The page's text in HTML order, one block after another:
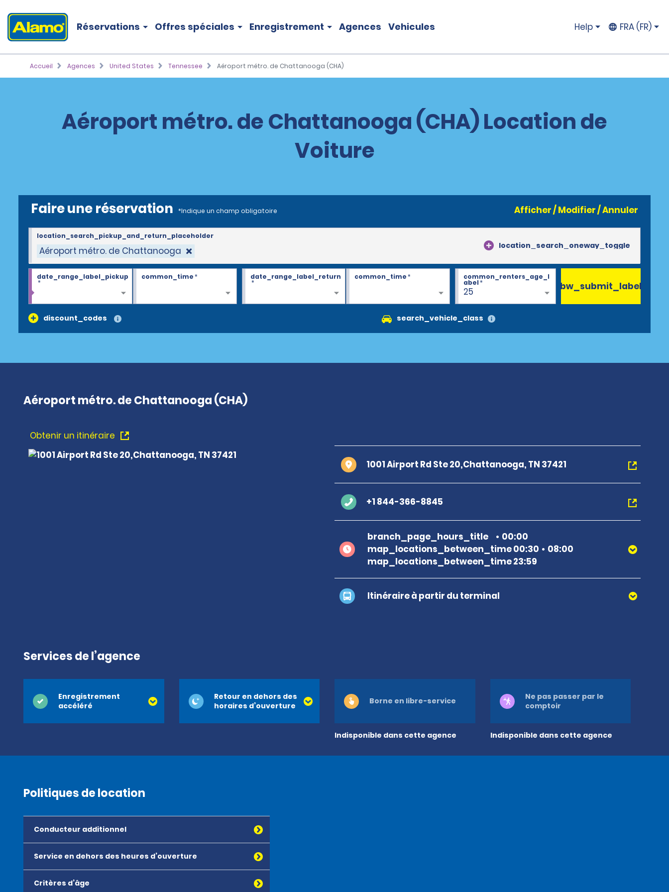
Réservations Offres spéciales Enregistrement Agences Vehicules Help FRA (FR)
Accueil Agences United States Tennessee Aéroport métro. de Chattanooga (CHA)
Aéroport métro. de Chattanooga (CHA) Location de
Voiture
Faire une réservation *Indique un champ obligatoire Afficher / Modifier / Annuler
Aéroport métro. de Chattanooga location_search_oneway_toggle
location_search_pickup_and_return_placeholder
date_range_label_pickup
*
common_time* date_range_label_return
*
common_time*
25
common_renters_age_l
abel*
discount_codes search_vehicle_class
bw_submit_label
Aéroport métro. de Chattanooga (CHA)
Obtenir un itinéraire
1001 Airport Rd Ste 20,Chattanooga, TN 37421
+1 844-366-8845
branch_page_hours_title
00:00
map_locations_between_time 00:30
08:00
map_locations_between_time 23:59
Itinéraire à partir du terminal
Services de l’agence
Enregistrement
accéléré
Retour en dehors des
horaires d’ouverture
Indisponible dans cette agence
Borne en libre-service
Indisponible dans cette agence
Ne pas passer par le
comptoir
Politiques de location
Conducteur additionnel
Service en dehors des heures d’ouverture
Critères d’âge